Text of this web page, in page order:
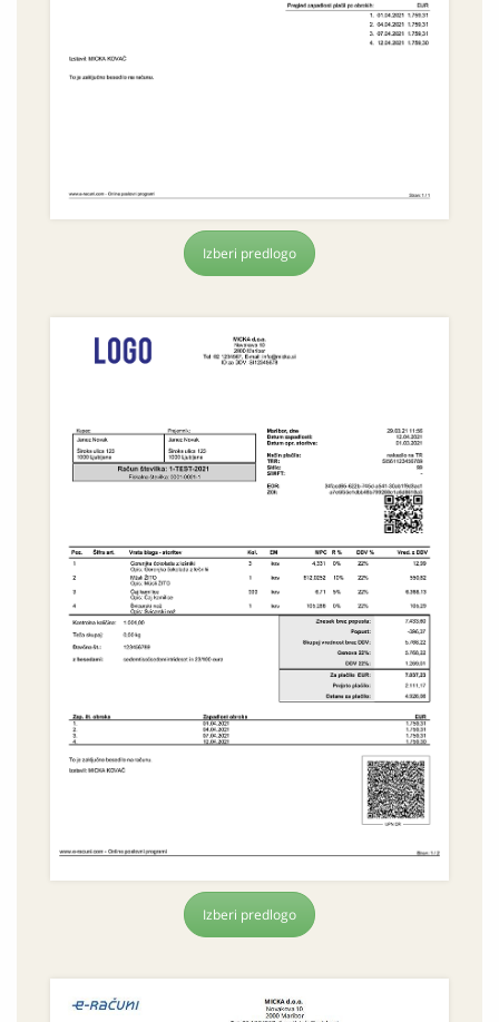
Izberi predlogo
Izberi predlogo